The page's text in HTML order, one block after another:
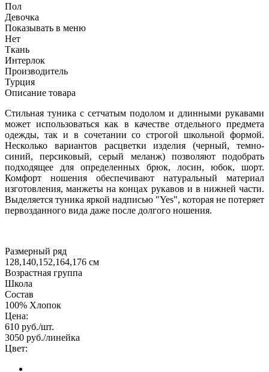
Пол
Девочка
Показывать в меню
Нет
Ткань
Интерлок
Производитель
Турция
Описание товара
Стильная туника с сетчатым подолом и длинными рукавами
может использоваться как в качестве отдельного предмета
одежды, так и в сочетании со строгой школьной формой.
Несколько вариантов расцветки изделия (черный, темно-
синий, персиковый, серый меланж) позволяют подобрать
подходящее для определенных брюк, лосин, юбок, шорт.
Комфорт ношения обеспечивают натуральный материал
изготовления, манжеты на концах рукавов и в нижней части.
Выделяется туника яркой надписью "Yes", которая не потеряет
первозданного вида даже после долгого ношения.
Размерный ряд
128,140,152,164,176 см
Возрастная группа
Школа
Состав
100% Хлопок
Цена:
610 руб./шт.
3050 руб./линейка
Цвет: